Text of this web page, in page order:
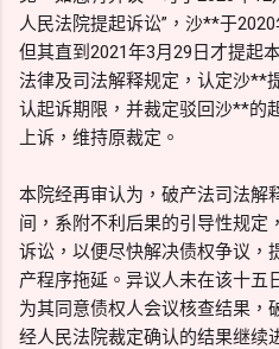
人民法院提起诉讼”，沙**于
但其直到2021年3月29日才提起
法律及司法解释规定，认定沙**
认起诉期限，并裁定驳回沙**的
上诉，维持原裁定。
本院经再审认为，破产法司法解
间，系附不利后果的引导性规定
诉讼，以便尽快解决债权争议，
产程序拖延。异议人未在该十五
为其同意债权人会议核查结果，
经人民法院裁定确认的结果继续